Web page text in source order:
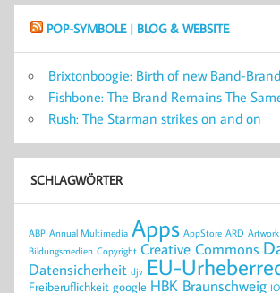
POP-SYMBOLE | BLOG & WEBSITE
Brixtonboogie: Birth of new Band-
Fishbone: The Brand Remains The
Rush: The Starman strikes on and on
SCHLAGWÖRTER
ABP Annual Multimedia Apps AppStore ARD Artwork
Bildungsmedien Copyright Creative Commons
Datensicherheit djv EU-
Freiberuflichkeit google HBK Braunschweig